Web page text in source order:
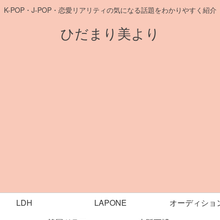
K-POP・J-POP・恋愛リアリティの気になる話題をわかりやすく紹介
ひだまり美より
LDH LAPONE オーディショ